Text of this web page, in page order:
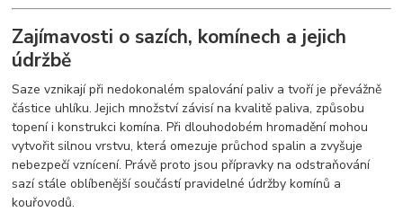
Zajímavosti o sazích, komínech a jejich
údržbě
Saze vznikají při nedokonalém spalování paliv a tvoří je převážně
částice uhlíku. Jejich množství závisí na kvalitě paliva, způsobu
topení i konstrukci komína. Při dlouhodobém hromadění mohou
vytvořit silnou vrstvu, která omezuje průchod spalin a zvyšuje
nebezpečí vznícení. Právě proto jsou přípravky na odstraňování
sazí stále oblíbenější součástí pravidelné údržby komínů a
kouřovodů.